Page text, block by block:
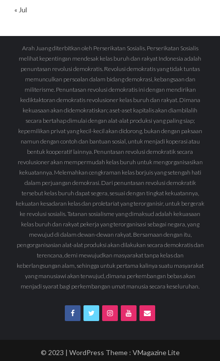
« Jul
Arah Juang diterbitkan oleh Perserikatan Sosialis. Perserikatan Sosialis
melihat kepentingan mendesak kelas buruh dan rakyat Indonesia adalah
penuntasan revolusi demokratis. Revolusi demokratis yang tidak tuntas
memunculkan persoalan dalam bidang demokrasi, kebangsaan dan
militerisme. Penuntasan revolusi demokratis ini dengan mendirikan
kediktaktoran demokratis revolusioner kelas buruh dan rakyat. Dimana
kekuasaan akan didemokratiskan; aset-aset kapitalis akan diambilalih
secara bertahap dimulai dengan alat-alat produksi yang paling siap;
kepemilikan privat yang kecil-kecil akan didorong, bukan dengan paksaan
namun dengan contoh dan bantuan sosial, untuk menjadi koperasi atau
bentuk kooperatif lainnya. Penuntasan revolusi demokratik secara
revolusioner akan mempermudah kelas buruh untuk mengorganisasikan
kekuatannya. Melemahkan cengkraman kelas borjuis yang setengah hati
dalam perjuangan demokrasi. Dari penuntasan revolusi demokratik
tersebut kelas buruh dapat segera, sesuai dengan tingkat kekuatannya,
kekuatan kesadaran kelas dan proletariat yang terorganisir, untuk bergerak
ke revolusi sosialis. Tatanan sosialisme yang dimaksud adalah kekuasaan
kelas buruh dan rakyat pekerja yang terorganisasi sebagai negara, yang
mewujud di dalam dewan-dewan rakyat. Bersamaan dengan itu,
pengorganisasian alat-alat produksi akan dilakukan secara demokratis dan
terencana, demi mewujudkan masyarakat tanpa kelas dan
keberlangsungan alam, sehingga untuk pertama kalinya suatu masyarakat
yang manusiawi akan terwujud, dimana perkembangan bebas akan
menjadi syarat bagi perkembangan umat manusia secara keseluruhan.
© 2023 | WordPress Theme : VMagazine Lite